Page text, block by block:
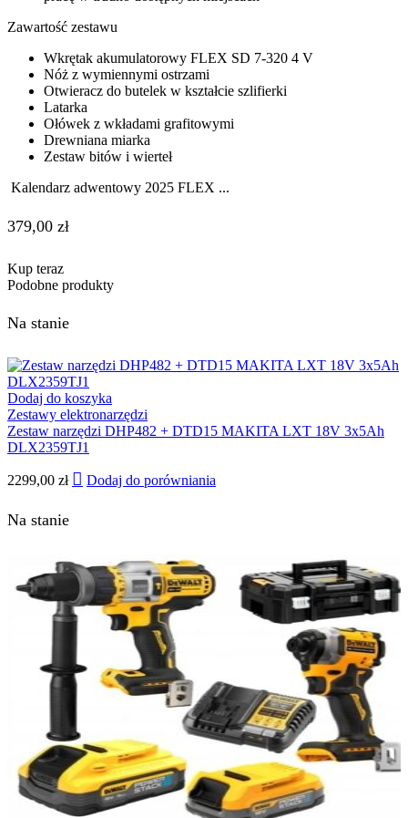
Zawartość zestawu
Wkrętak akumulatorowy FLEX SD 7-320 4 V
Nóż z wymiennymi ostrzami
Otwieracz do butelek w kształcie szlifierki
Latarka
Ołówek z wkładami grafitowymi
Drewniana miarka
Zestaw bitów i wierteł
Kalendarz adwentowy 2025 FLEX ...
379,00 zł
Kup teraz
Podobne produkty
Na stanie
Dodaj do koszyka
Zestawy elektronarzędzi
Zestaw narzędzi DHP482 + DTD15 MAKITA LXT 18V 3x5Ah
DLX2359TJ1
2299,00 zł Dodaj do porówniania
Na stanie